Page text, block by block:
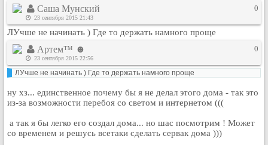
Новые сообщения
Беседы
Игры
Кулинария
Физкультура и спорт
Видео и Кино
Авто. Мото.
Космос
Домашние питомцы
Саша Мунский
23 сентября 2015 21:43
0
ЛУчше не начинать ) Где то держать намного проще
Артем™ ☻
23 сентября 2015 22:56
0
ЛУчше не начинать ) Где то держать намного проще
ну хз... единственное почему бы я не делал этого дома - так это
из-за возможности перебоя со светом и интернетом (((
а так я бы легко его создал дома... но шас посмотрим ! Может
со временем и решусь всетаки сделать сервак дома )))